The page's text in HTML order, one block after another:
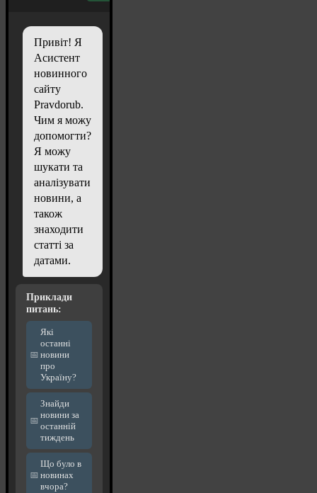
Привіт! Я
Асистент
новинного
сайту
Pravdorub.
Чим я можу
допомогти?
Я можу
шукати та
аналізувати
новини, а
також
знаходити
статті за
датами.
Приклади
питань:
Які
останні
новини
про
Україну?
Знайди
новини за
останній
тиждень
Що було в
новинах
вчора?